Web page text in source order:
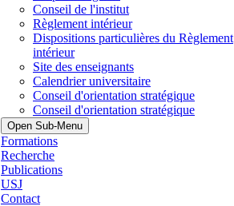
Conseil de l'institut
Règlement intérieur
Dispositions particulières du Règlement
intérieur
Site des enseignants
Calendrier universitaire
Conseil d'orientation stratégique
Conseil d'orientation stratégique
Open Sub-Menu
Formations
Recherche
Publications
USJ
Contact